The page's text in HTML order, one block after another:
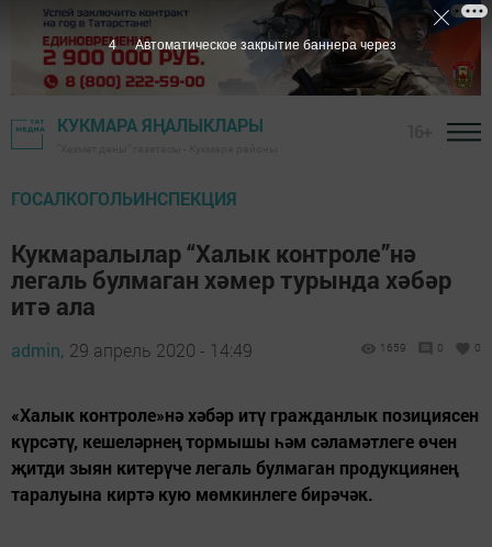
КУКМАРА ЯҢАЛЫКЛАРЫ
ГОСАЛКОГОЛЬИНСПЕКЦИЯ
Кукмаралылар “Халык контроле”нә
легаль булмаган хәмер турында хәбәр
итә ала
admin, 29 апрель 2020 - 14:49 1659 0 0
«Халык контроле»нә хәбәр итү гражданлык позициясен
күрсәтү, кешеләрнең тормышы һәм сәламәтлеге өчен
җитди зыян китерүче легаль булмаган продукциянең
таралуына киртә кую мөмкинлеге бирәчәк.
2 Автоматическое закрытие баннера через